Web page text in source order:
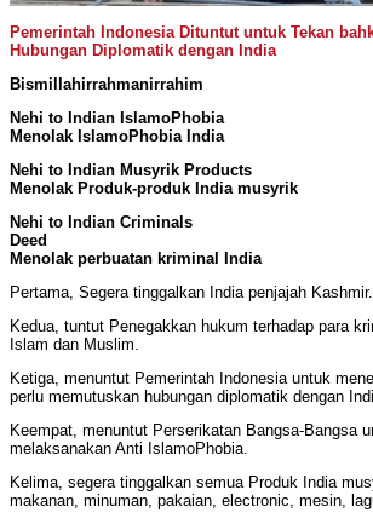
Pemerintah Indonesia Dituntut untuk Tekan
Hubungan Diplomatik dengan India
Bismillahirrahmanirrahim
Nehi to Indian IslamoPhobia
Menolak IslamoPhobia India
Nehi to Indian Musyrik Products
Menolak Produk-produk India musyrik
Nehi to Indian Criminals
Deed
Menolak perbuatan kriminal India
Pertama, Segera tinggalkan India penjajah Kashmir.
Kedua, tuntut Penegakkan hukum terhadap para
Islam dan Muslim.
Ketiga, menuntut Pemerintah Indonesia untuk
perlu memutuskan hubungan diplomatik dengan
Keempat, menuntut Perserikatan Bangsa-Bangsa
melaksanakan Anti IslamoPhobia.
Kelima, segera tinggalkan semua Produk India
makanan, minuman, pakaian, electronic, mesin,